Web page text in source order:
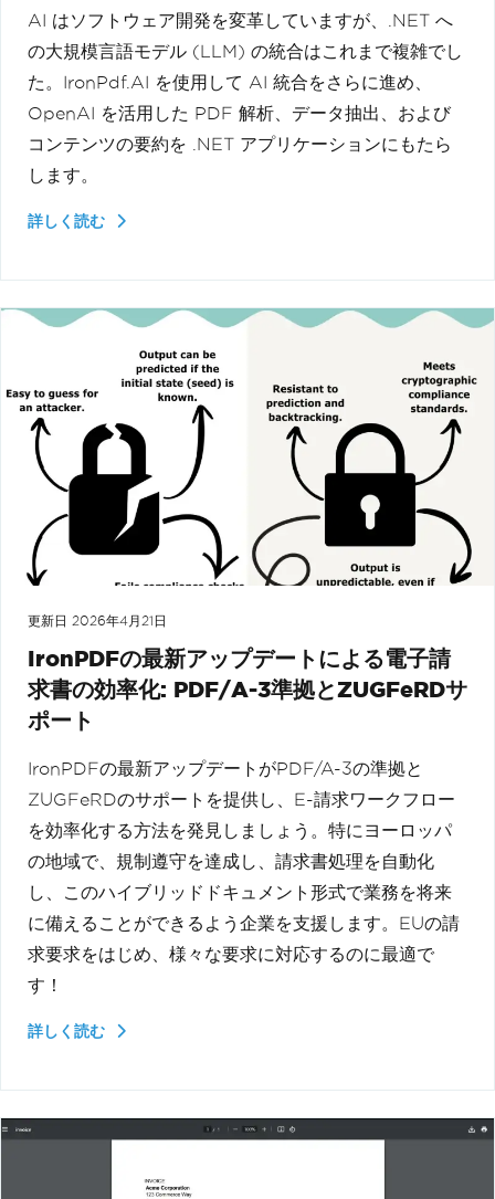
AI はソフトウェア開発を変革していますが、.NET へ
の大規模言語モデル (LLM) の統合はこれまで複雑でし
た。IronPdf.AI を使用して AI 統合をさらに進め、
OpenAI を活用した PDF 解析、データ抽出、および
コンテンツの要約を .NET アプリケーションにもたら
します。
詳しく読む
更新日 2026年4月21日
IronPDFの最新アップデートによる電子請
求書の効率化: PDF/A-3準拠とZUGFeRDサ
ポート
IronPDFの最新アップデートがPDF/A-3の準拠と
ZUGFeRDのサポートを提供し、E-請求ワークフロー
を効率化する方法を発見しましょう。特にヨーロッパ
の地域で、規制遵守を達成し、請求書処理を自動化
し、このハイブリッドドキュメント形式で業務を将来
に備えることができるよう企業を支援します。EUの請
求要求をはじめ、様々な要求に対応するのに最適で
す！
詳しく読む